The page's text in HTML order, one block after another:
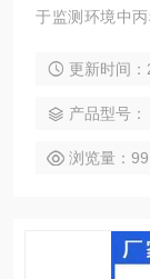
于监测环境中
能够实时采集
取防护措施，
体系中的终端监
更新时间
产品型号：
浏览量：99